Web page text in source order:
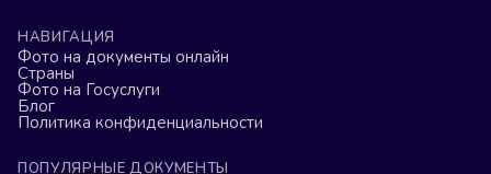
НАВИГАЦИЯ
Фото на документы онлайн
Страны
Фото на Госуслуги
Блог
Политика конфиденциальности
ПОПУЛЯРНЫЕ ДОКУМЕНТЫ